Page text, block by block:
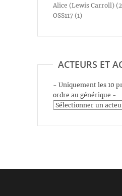
Alice (Lewis Carroll)
OSS117 (1)
ACTEURS ET
- Uniquement les 10
ordre au générique -